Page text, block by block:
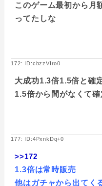
このゲーム最初から月
ってたしな
172: ID:cbzzVIro0
大成功1.3倍1.5倍と確
1.5倍から間がなくて
177: ID:4PxnkDq+0
>>172
1.3倍は常時販売
他はガチャから出てく